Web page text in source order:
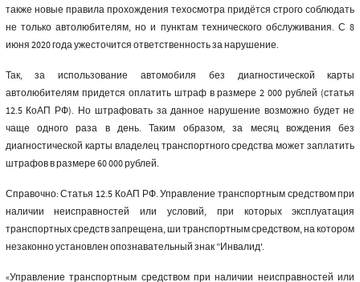
также новые правила прохождения техосмотра придётся строго соблюдать
не только автолюбителям, но и пунктам технического обслуживания. С 8
июня 2020 года ужесточится ответственность за нарушение.
Так, за использование автомобиля без диагностической карты
автолюбителям придется оплатить штраф в размере 2 000 рублей (статья
12.5 КоАП РФ). Но штрафовать за данное нарушение возможно будет не
чаще одного раза в день. Таким образом, за месяц вождения без
диагностической карты владелец транспортного средства может заплатить
штрафов в размере 60 000 рублей.
Справочно: Статья 12.5 КоАП РФ. Управление транспортным средством при
наличии неисправностей или условий, при которых эксплуатация
транспортных средств запрещена, ши транспортным средством, на котором
незаконно установлен опознавательный знак ”Инвалид'.
«Управление транспортным средством при наличии неисправностей или